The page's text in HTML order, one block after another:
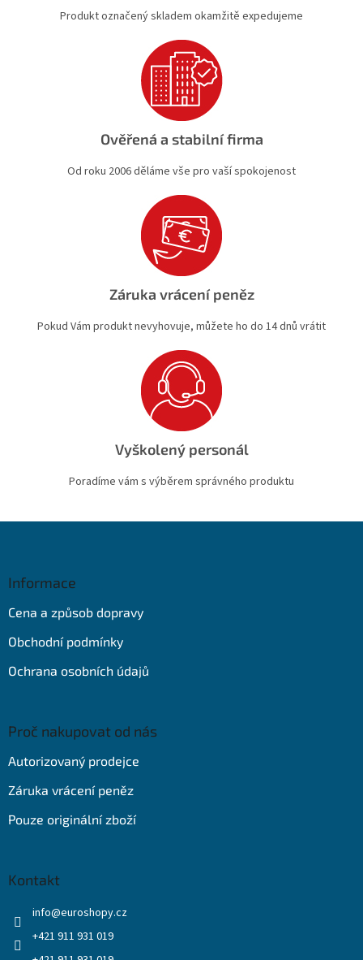
s
u
Produkt označený skladem okamžitě expedujeme
Ověřená a stabilní firma
Od roku 2006 děláme vše pro vaší spokojenost
Záruka vrácení peněz
Pokud Vám produkt nevyhovuje, můžete ho do 14 dnů vrátit
Vyškolený personál
Poradíme vám s výběrem správného produktu
Informace
Cena a způsob dopravy
Obchodní podmínky
Ochrana osobních údajů
Proč nakupovat od nás
Autorizovaný prodejce
Záruka vrácení peněz
Pouze originální zboží
Kontakt
info@euroshopy.cz
+421 911 931 019